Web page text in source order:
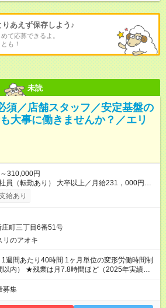
りあえず保存しよう♪
て応募できるよ。
も！
未読
須／店舗スタッフ／安定基盤の
大事に働きませんか？／エリ
310,000円
員（転勤あり） 大卒以上／月給231，000円～
上／月給211，000円～310，000円 ★エリア
富山県、福井県、岐阜県、群馬県、茨城県 月1
販売者資格保持者への月1万円支給を含む（実
も同額を支給） ※ただし、短時間勤務・早番
が変動 ＝＝＝＝＝＝＝＝＝＝＝＝
で実力次第で収入アップ！ 職務内容に応じて
昇格試験なく役職に就いた時点で年収がUPす
4割の社員が入社3年目で店長に就いています。
給あり
町三丁目6番51号
リのアオキ
週間あたり40時間 1ヶ月単位の変形労働時間制
以内） ★残業は月7.8時間ほど（2025年実績）
業時間＞ 9時～22時 ※勤務時間は店舗により異
募集